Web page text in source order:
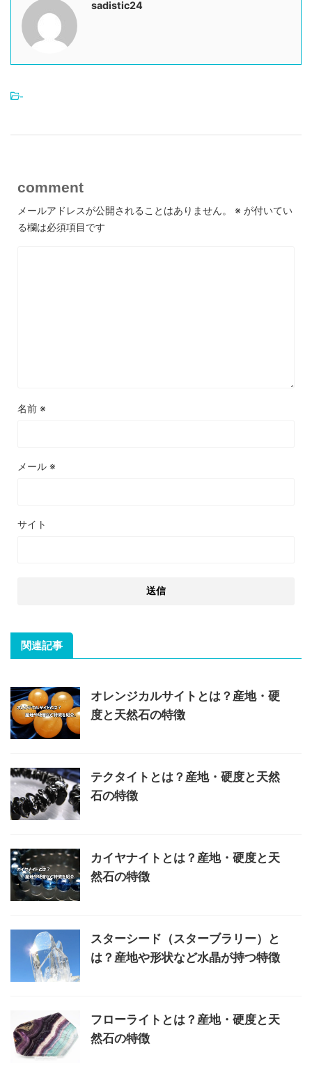
sadistic24
-
comment
メールアドレスが公開されることはありません。 ※ が付いてい
る欄は必須項目です
名前 ※
メール ※
サイト
関連記事
オレンジカルサイトとは？産地・硬
度と天然石の特徴
テクタイトとは？産地・硬度と天然
石の特徴
カイヤナイトとは？産地・硬度と天
然石の特徴
スターシード（スターブラリー）と
は？産地や形状など水晶が持つ特徴
フローライトとは？産地・硬度と天
然石の特徴